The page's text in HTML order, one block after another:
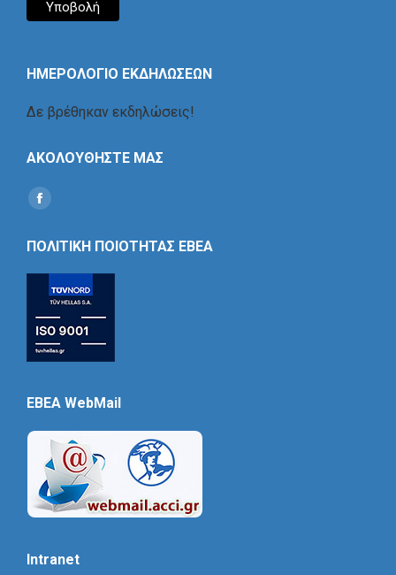
ΗΜΕΡΟΛΟΓΙΟ ΕΚΔΗΛΩΣΕΩΝ
Δε βρέθηκαν εκδηλώσεις!
ΑΚΟΛΟΥΘΗΣΤΕ ΜΑΣ
Find us on:
Social
ΠΟΛΙΤΙΚΗ ΠΟΙΟΤΗΤΑΣ ΕΒΕΑ
EBEA WebMail
Intranet